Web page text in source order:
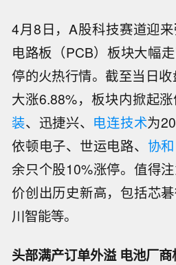
4月8日，A股科技赛道迎
电路板（PCB）板块大幅
停的火热行情。截至当日
大涨6.88%，板块内掀起涨
装、迅捷兴、 电连技术为
依顿电子、世运电路、 协
余只个股10%涨停。值得
价创出历史新高，包括芯
川智能等。
头部满产订单外溢 电池厂